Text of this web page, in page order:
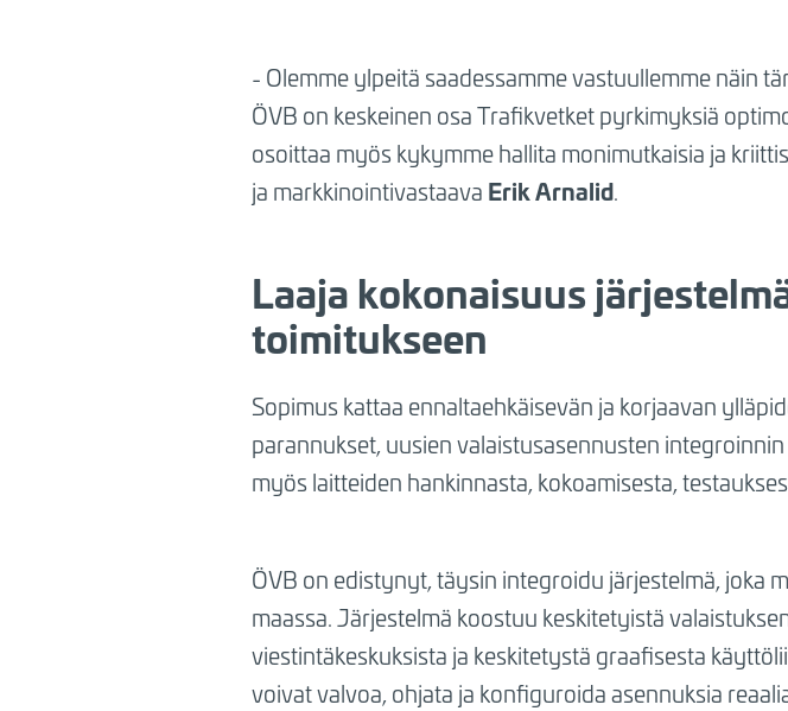
- Olemme ylpeitä saadessamme vastuullemme näin
ÖVB on keskeinen osa Trafikvetket pyrkimyksiä
osoittaa myös kykymme hallita monimutkaisia ja
ja markkinointivastaava Erik Arnalid.
Laaja kokonaisuus
toimitukseen
Sopimus kattaa ennaltaehkäisevän ja korjaavan
parannukset, uusien valaistusasennusten
myös laitteiden hankinnasta, kokoamisesta,
ÖVB on edistynyt, täysin integroidu järjestelmä, joka
maassa. Järjestelmä koostuu keskitetyistä
viestintäkeskuksista ja keskitetystä graafisesta
voivat valvoa, ohjata ja konfiguroida asennuksia